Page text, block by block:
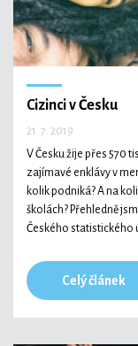
Cizinci v Česku
21. 7. 2019
V Česku žije přes 570
zajímavé enklávy v
kolik podniká? A na
školách? Přehledně
Českého statistického
Celý článek